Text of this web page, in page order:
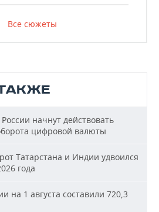
Все сюжеты
начнут действовать
цифровой валюты
Татарстана и Индии удвоился
года
на 1 августа составили 720,3